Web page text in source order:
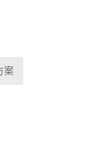
案